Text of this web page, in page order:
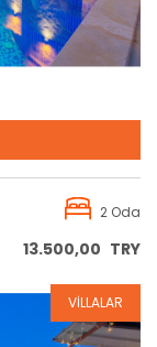
2 Oda
13.500,00 TRY
VİLLALAR